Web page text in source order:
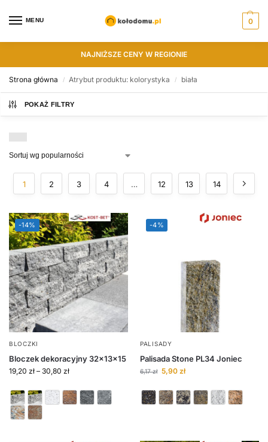
MENU 0
NAJNIŻSZE CENY W REGIONIE
Strona główna / Atrybut produktu: kolorystyka / biała
POKAŻ FILTRY
1 2 3 4 … 12 13 14
-14%
BLOCZKI
Bloczek dekoracyjny 32x13x15
19,20 zł – 30,80 zł
-4%
PALISADY
Palisada Stone PL34 Joniec
6,17zł 5,90 zł